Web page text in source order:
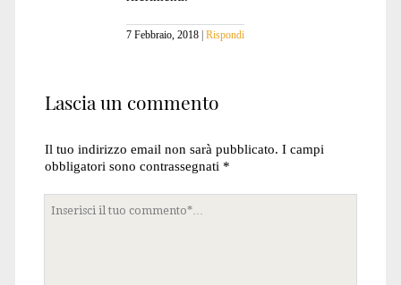
7 Febbraio, 2018 Rispondi
Lascia un commento
Il tuo indirizzo email non sarà pubblicato. I campi
obbligatori sono contrassegnati *
commento